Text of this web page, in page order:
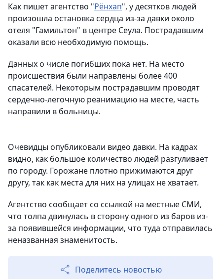
Как пишет агентство "Рёнхап", у десятков людей
произошла остановка сердца из-за давки около
отеля "Гамильтон" в центре Сеула. Пострадавшим
оказали всю необходимую помощь.
Данных о числе погибших пока нет. На место
происшествия были направлены более 400
спасателей. Некоторым пострадавшим проводят
сердечно-легочную реанимацию на месте, часть
направили в больницы.
Очевидцы опубликовали видео давки. На кадрах
видно, как большое количество людей разгуливает
по городу. Горожане плотно прижимаются друг
другу, так как места для них на улицах не хватает.
Агентство сообщает со ссылкой на местные СМИ,
что толпа двинулась в сторону одного из баров из-
за появившейся информации, что туда отправилась
неназванная знаменитость.
Поделитесь новостью